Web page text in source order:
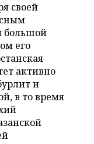
своей
большой
его
активно
и
в то время